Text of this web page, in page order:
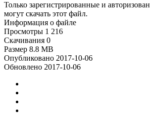
Только зарегистрированные и
могут скачать этот файл.
Информация о файле
Просмотры 1 216
Скачивания 0
Размер 8.8 MB
Опубликовано 2017-10-06
Обновлено 2017-10-06